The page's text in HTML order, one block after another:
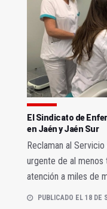
El Sindicato de
en Jaén y Jaén Sur
Reclaman al
urgente de al menos
atención a miles de
PUBLICADO EL 18 DE